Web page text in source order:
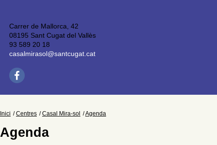
Carrer de Mallorca, 42
08195 Sant Cugat del Vallès
93 589 20 18
casalmirasol@santcugat.cat
Inici Centres Casal Mira-sol Agenda
Agenda